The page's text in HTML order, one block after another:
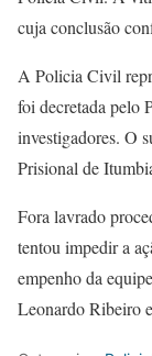
cuja conclusão
A Policia Civil
foi decretada pelo
investigadores. O
Prisional de
Fora lavrado
tentou impedir a
empenho da
Leonardo Ribeiro